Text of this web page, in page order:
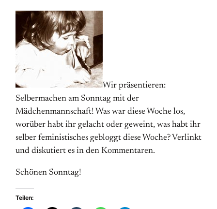
Wir präsentieren:
Selbermachen am Sonntag mit der
Mädchenmannschaft! Was war diese Woche los,
worüber habt ihr gelacht oder geweint, was habt ihr
selber feministisches gebloggt diese Woche? Verlinkt
und diskutiert es in den Kommentaren.
Schönen Sonntag!
Teilen: